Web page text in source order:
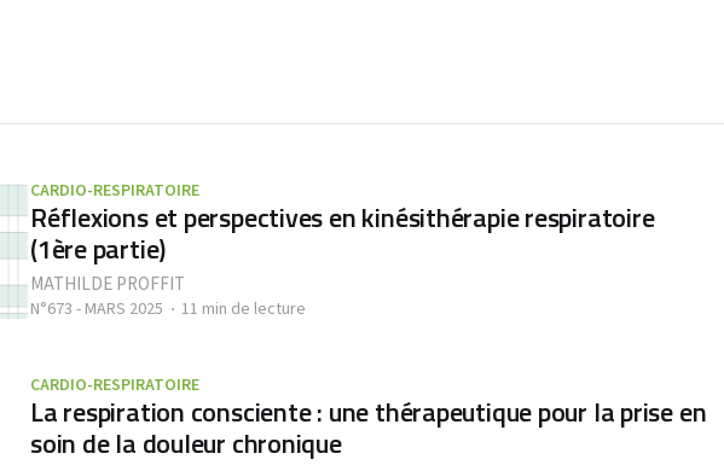
CARDIO-RESPIRATOIRE
Réflexions et perspectives en kinésithérapie respiratoire
(1ère partie)
MATHILDE PROFFIT
N°673 - MARS 2025 11 min de lecture
CARDIO-RESPIRATOIRE
La respiration consciente : une thérapeutique pour la prise en
soin de la douleur chronique